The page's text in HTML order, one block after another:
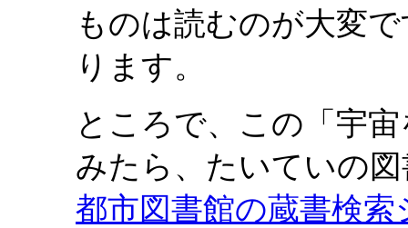
ものは読むのが大変
ります。
ところで、この「宇
みたら、たいていの
都市図書館の蔵書検索